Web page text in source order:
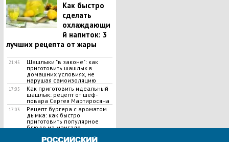
Как быстро
сделать
охлаждающи
й напиток: 3
лучших рецепта от жары
21:45
Шашлыки "в законе": как
приготовить шашлык в
домашних условиях, не
нарушая самоизоляцию
17:05
Как приготовить идеальный
шашлык​: рецепт от шеф-
повара Сергея Мартиросяна
17:03
Рецепт бургера с ароматом
дымка: как быстро
приготовить популярное
блюдо на мангале
ВСЕ НОВОСТИ »